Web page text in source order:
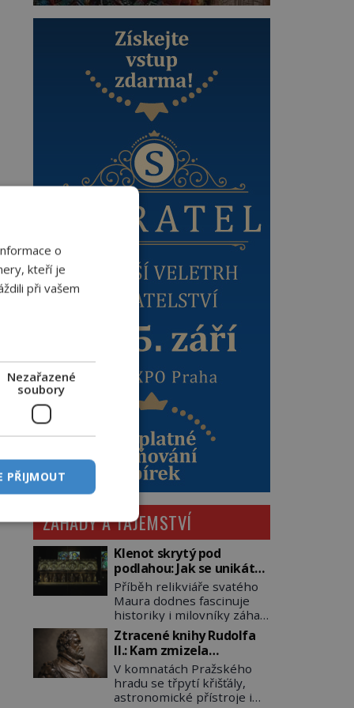
ZÁHADY A TAJEMSTVÍ
Klenot skrytý pod
podlahou: Jak se unikátní
románský poklad dostal
do zapadlého Bečova?
Příběh relikviáře svatého
Maura dodnes fascinuje
historiky i milovníky záhad
po celém světě. Tato
románská zlatnická
památka ze 13. století je
po českých korunovačních
klenotech druhým
nejcennějším movitým
Ztracené knihy Rudolfa
II.: Kam zmizela
nejzáhadnější knihovna
Evropy?
V komnatách Pražského
hradu se třpytí křišťály,
astronomické přístroje i
o
kteří je
při vašem
Nezařazené
soubory
PŘIJMOUT